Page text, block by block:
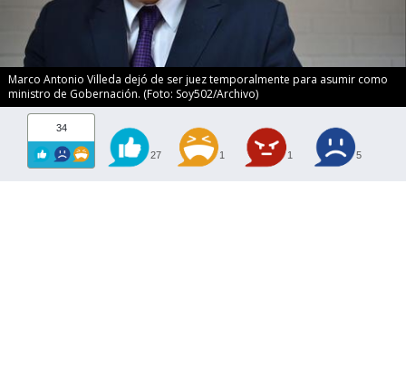
Marco Antonio Villeda dejó de ser juez temporalmente para asumir como
ministro de Gobernación. (Foto: Soy502/Archivo)
34
27 1 1 5